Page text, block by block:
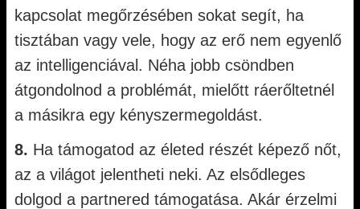
kapcsolat megőrzésében sokat segít, ha
tisztában vagy vele, hogy az erő nem egyenlő
az intelligenciával. Néha jobb csöndben
átgondolnod a problémát, mielőtt ráerőltetnél
a másikra egy kényszermegoldást.
8. Ha támogatod az életed részét képező nőt,
az a világot jelentheti neki. Az elsődleges
dolgod a partnered támogatása. Akár érzelmi